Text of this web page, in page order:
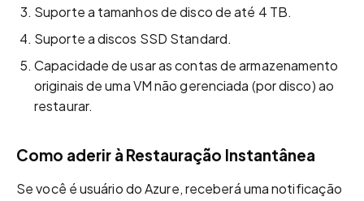
Suporte a tamanhos de disco de até 4 TB.
Suporte a discos SSD Standard.
Capacidade de usar as contas de armazenamento
originais de uma VM não gerenciada (por disco) ao
restaurar.
Como aderir à Restauração Instantânea
Se você é usuário do Azure, receberá uma notificação